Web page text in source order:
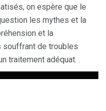
on espère que le
les mythes et la
et la
souffrant de troubles
traitement adéquat. .